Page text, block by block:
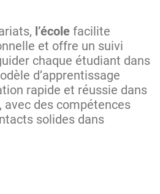
l’école facilite
et offre un suivi
chaque étudiant dans
d’apprentissage
rapide et réussie dans
avec des compétences
solides dans